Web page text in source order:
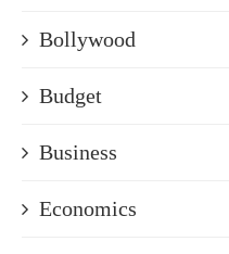
Bollywood
Budget
Business
Economics